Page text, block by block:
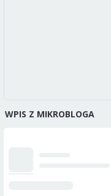
WPIS Z MIKROBLOGA